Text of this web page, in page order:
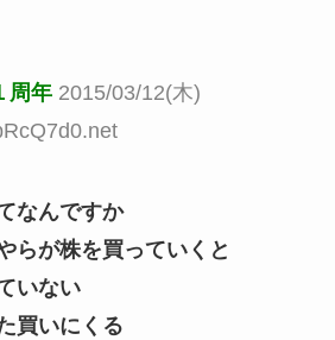
周年 2015/03/12(木)
なんですか
らが株を買っていくと
いない
買いにくる